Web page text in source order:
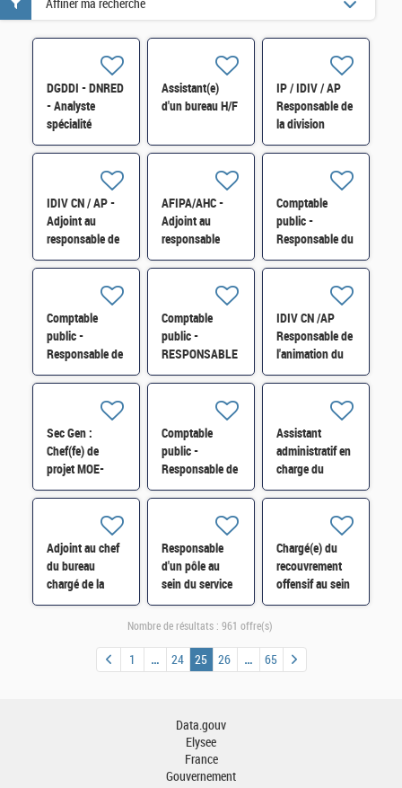
DGDDI - DNRED
- Analyste
spécialité
« contrefaçons »
Consommateur
et
Environnement
H/F
Assistant(e)
d'un bureau H/F
IP / IDIV / AP
Responsable de
la division
Budget
logistique -
DDFIP 74 - H/F
IDIV CN / AP -
Adjoint au
responsable de
la trésorerie
AFIPA/AHC -
Adjoint au
responsable
maîtrise
Comptable
public -
Responsable du
service des
entreprises sud
Drôme à
Montélimar H/F
Comptable
public -
Responsable de
la trésorerie
Nord Drôme H/F
Comptable
public -
RESPONSABLE
DU SERVICE DE
COMPTABLE
(SGC)
ROUSSILLON
H/F
IDIV CN /AP
Responsable de
l'animation du
réseau et
Particuliers H/F
Sec Gen :
Chef(fe) de
projet MOE-
Responsable
développement
- Tech Lead H/F
Comptable
public -
Responsable de
la trésorerie
Assistant
administratif en
charge du
recouvrement et
comptabilité H/F
Adjoint au chef
du bureau
chargé de la
performance de
Performance)*
Responsable
d'un pôle au
sein du service
des impôts des
entreprises
DRFIP de Paris
H/F
Chargé(e) du
recouvrement
offensif au sein
du pôle de
DNVSF - DRFIP
Paris H/F
Affiner ma recherche
Nombre de résultats : 961 offre(s)
1 24 25 26 65
Data.gouv
Elysee
France
Gouvernement